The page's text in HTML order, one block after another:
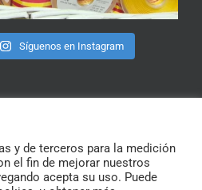
Síguenos en Instagram
Merceria Santa Ana
Barcelona |Tef: 933 015 175 |
y de terceros para la medición
el fin de mejorar nuestros
acepta su uso. Puede